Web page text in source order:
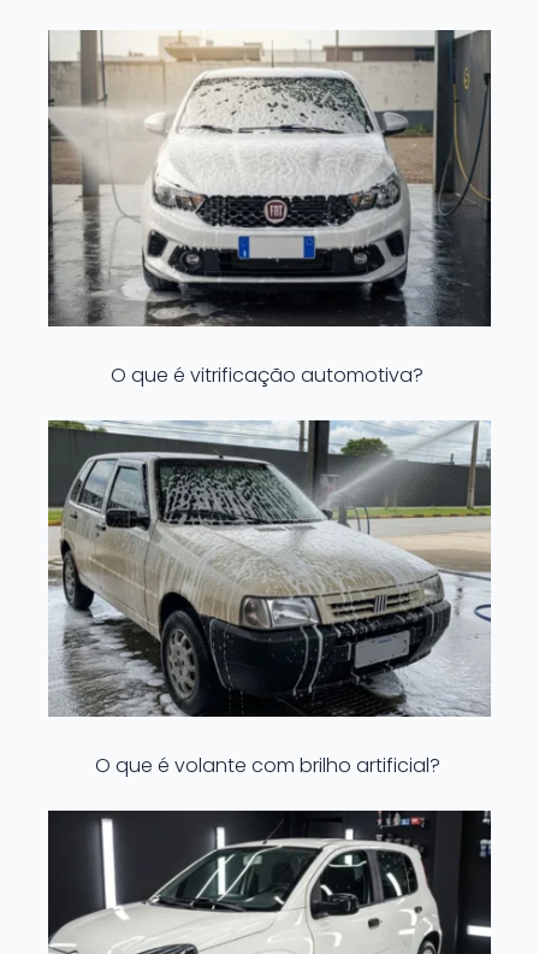
O que é vitrificação automotiva?
O que é volante com brilho artificial?